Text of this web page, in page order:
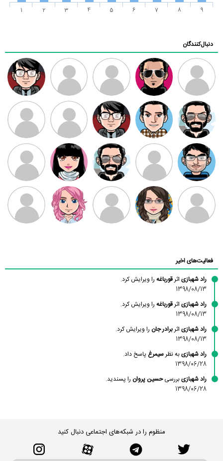
1 2 3 4 5 6 7 8 9
دنبال‌کنندگان
ممدرضا رضا کاظمی زهرا ~ ابتین
سید محمد
موسوی
مهدی فرهمند مهدی سلطانی داود رضیی
طرفدار میلی
بابی براون
کیوان کیانی
سامان راحمی امیردلتا امیروو ملیکا منتظری عارفه داستانپور
فعالیت‌های اخیر
راد شهبازی اثرقورباغه را ویرایش کرد.
1398/08/13
راد شهبازی اثرقورباغه را ویرایش کرد.
1398/08/13
راد شهبازی اثربرادر جان را ویرایش کرد.
1398/08/13
راد شهبازیبه نظرسیمرغ پاسخ داد.
1398/06/28
راد شهبازیبررسیحسین پروان را پسندید.
1398/06/28
منظوم را در شبکه‌های اجتماعی دنبال کنید